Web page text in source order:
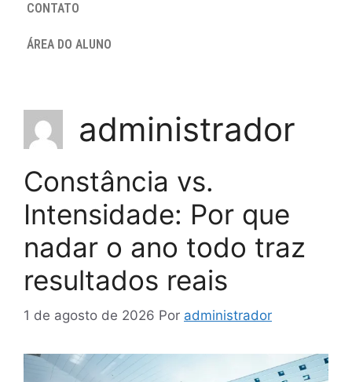
CONTATO
ÁREA DO ALUNO
administrador
Constância vs.
Intensidade: Por que
nadar o ano todo traz
resultados reais
1 de agosto de 2026 Por administrador